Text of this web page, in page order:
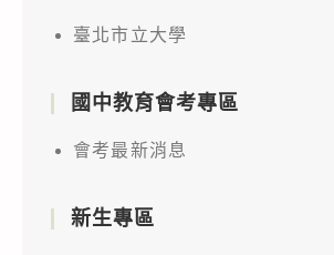
臺北市立大學
國中教育會考專區
會考最新消息
新生專區